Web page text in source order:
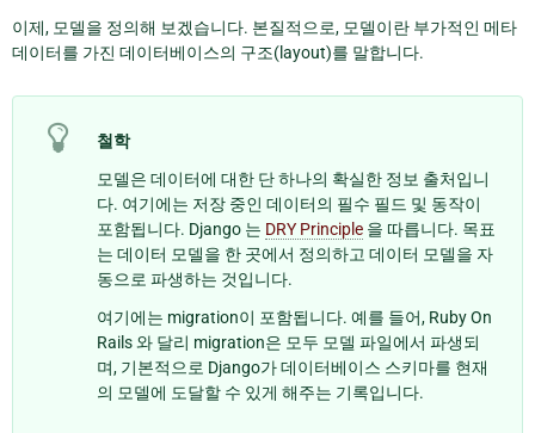
이제, 모델을 정의해 보겠습니다. 본질적으로, 모델이란 부가적인 메타
데이터를 가진 데이터베이스의 구조(layout)를 말합니다.
철학
모델은 데이터에 대한 단 하나의 확실한 정보 출처입니
다. 여기에는 저장 중인 데이터의 필수 필드 및 동작이
포함됩니다. Django 는 DRY Principle 을 따릅니다. 목표
는 데이터 모델을 한 곳에서 정의하고 데이터 모델을 자
동으로 파생하는 것입니다.
여기에는 migration이 포함됩니다. 예를 들어, Ruby On
Rails 와 달리 migration은 모두 모델 파일에서 파생되
며, 기본적으로 Django가 데이터베이스 스키마를 현재
의 모델에 도달할 수 있게 해주는 기록입니다.